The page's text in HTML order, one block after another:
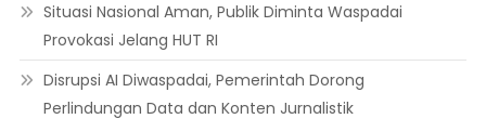
Situasi Nasional Aman, Publik Diminta Waspadai
Provokasi Jelang HUT RI
Disrupsi AI Diwaspadai, Pemerintah Dorong
Perlindungan Data dan Konten Jurnalistik